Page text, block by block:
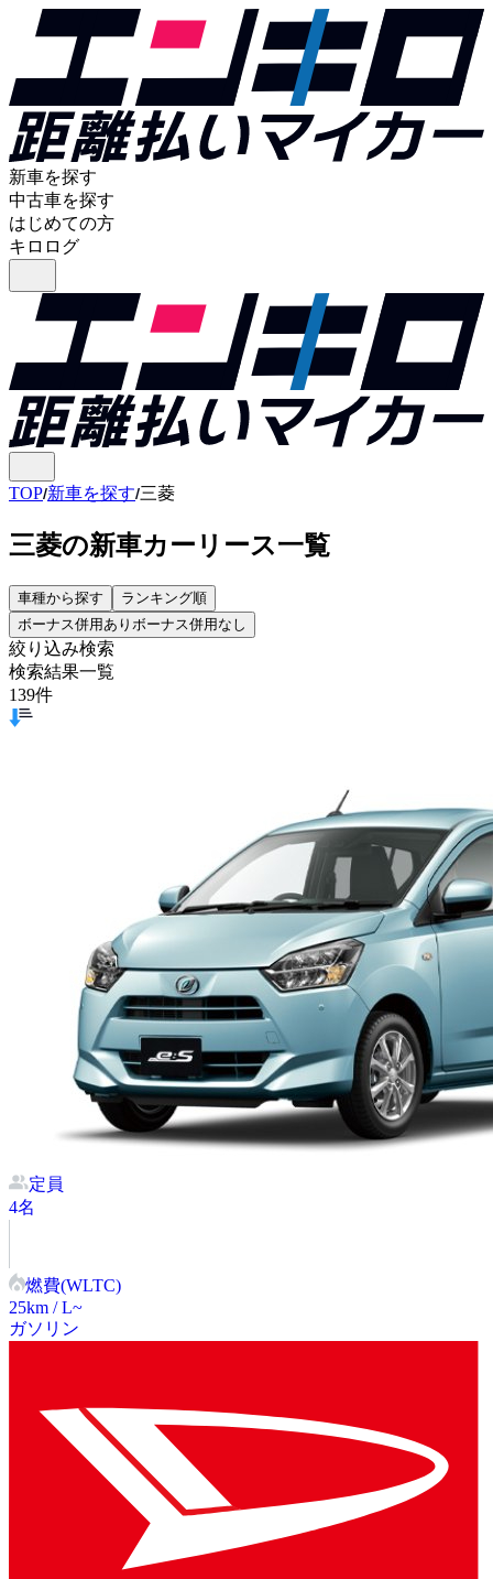
新車を探す
中古車を探す
はじめての方
キロログ
TOP 新車を探す 三菱
三菱の新車カーリース一覧
車種から探す
ランキング順
ボーナス併用あり ボーナス併用なし
絞り込み検索
検索結果一覧
139件
定員
4名
燃費(WLTC)
25km / L~
ガソリン